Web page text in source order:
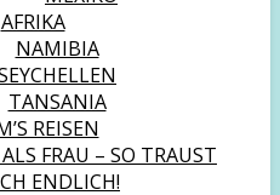
AFRIKA
NAMIBIA
TANSANIA
REISEN
FRAU – SO TRAUST
ENDLICH!